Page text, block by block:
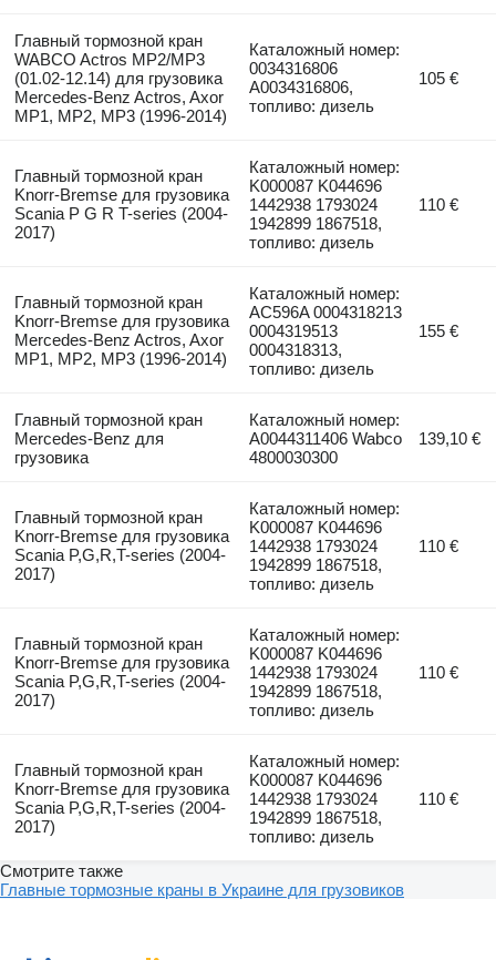
Главный тормозной кран
WABCO Actros MP2/MP3
(01.02-12.14) для грузовика
Mercedes-Benz Actros, Axor
MP1, MP2, MP3 (1996-2014)
Каталожный номер:
0034316806
A0034316806,
топливо: дизель
105 €
Главный тормозной кран
Knorr-Bremse для грузовика
Scania P G R T-series (2004-
2017)
Каталожный номер:
K000087 K044696
1442938 1793024
1942899 1867518,
топливо: дизель
110 €
Главный тормозной кран
Knorr-Bremse для грузовика
Mercedes-Benz Actros, Axor
MP1, MP2, MP3 (1996-2014)
Каталожный номер:
AC596A 0004318213
0004319513
0004318313,
топливо: дизель
155 €
Главный тормозной кран
Mercedes-Benz для
грузовика
Каталожный номер:
A0044311406 Wabco
4800030300
139,10 €
Главный тормозной кран
Knorr-Bremse для грузовика
Scania P,G,R,T-series (2004-
2017)
Каталожный номер:
K000087 K044696
1442938 1793024
1942899 1867518,
топливо: дизель
110 €
Главный тормозной кран
Knorr-Bremse для грузовика
Scania P,G,R,T-series (2004-
2017)
Каталожный номер:
K000087 K044696
1442938 1793024
1942899 1867518,
топливо: дизель
110 €
Главный тормозной кран
Knorr-Bremse для грузовика
Scania P,G,R,T-series (2004-
2017)
Каталожный номер:
K000087 K044696
1442938 1793024
1942899 1867518,
топливо: дизель
110 €
Смотрите также
Главные тормозные краны в Украине для грузовиков